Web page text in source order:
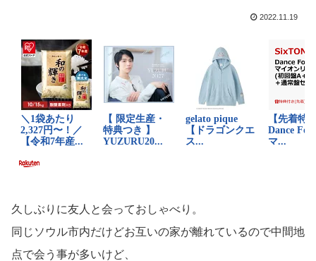
2022.11.19
久しぶりに友人と会っておしゃべり。
同じソウル市内だけどお互いの家が離れているので中間地
点で会う事が多いけど、